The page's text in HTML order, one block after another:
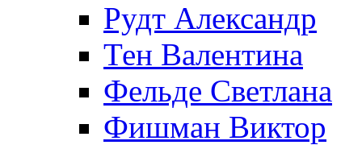
Рудт Александр
Тен Валентина
Фельде Светлана
Фишман Виктор